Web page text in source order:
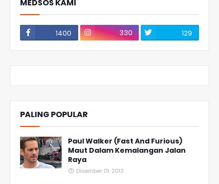
MEDSOS KAMI
1400 330 129
PALING POPULAR
Paul Walker (Fast And Furious)
Maut Dalam Kemalangan Jalan
Raya
Disember 01, 2013